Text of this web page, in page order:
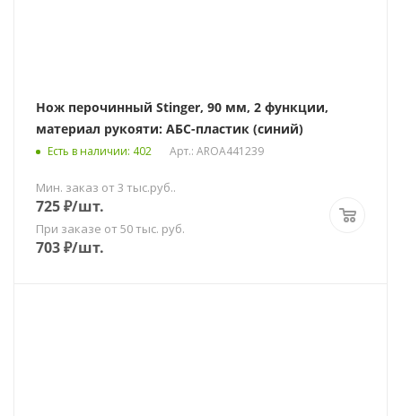
Нож перочинный Stinger, 90 мм, 2 функции,
материал рукояти: АБС-пластик (синий)
Есть в наличии: 402 Арт.: AROA441239
Мин. заказ от 3 тыс.руб..
725₽/шт.
При заказе от 50 тыс. руб.
703₽/шт.